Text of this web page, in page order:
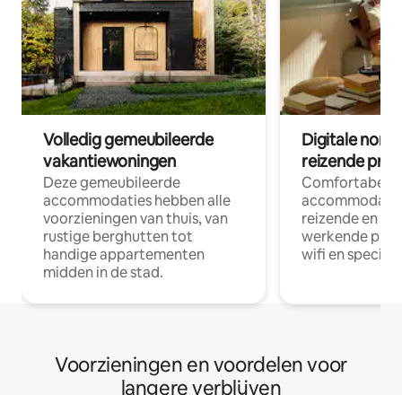
Volledig gemeubileerde
vakantiewoningen
Deze gemeubileerde
accommodaties hebben alle
voorzieningen van thuis, van
rustige berghutten tot
handige appartementen
midden in de stad.
Digitale
reizende
Comfortabele
reizende en
werkende
wifi en
Voorzieningen en voordelen voor
langere verblijven